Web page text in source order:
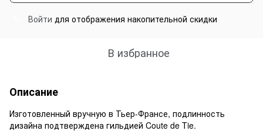
Войти для отображения накопительной скидки
В избранное
Описание
Изготовленный вручную в Тьер-Франсе, подлинность
дизайна подтверждена гильдией Coute de Tie.